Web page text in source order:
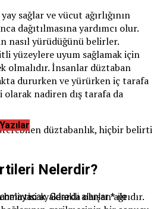
sağlar ve vücut ağırlığının
dağıtılmasına yardımcı olur.
nasıl yürüdüğünü belirler.
yüzeylere uyum sağlamak için
olmalıdır. İnsanlar düztaban
dururken ve yürürken iç tarafa
nadiren dış tarafa da
düztabanlık, hiçbir belirti
Nelerdir?
ayaklarda oluşan ağrıdır.
Gerekli alanlar*ile